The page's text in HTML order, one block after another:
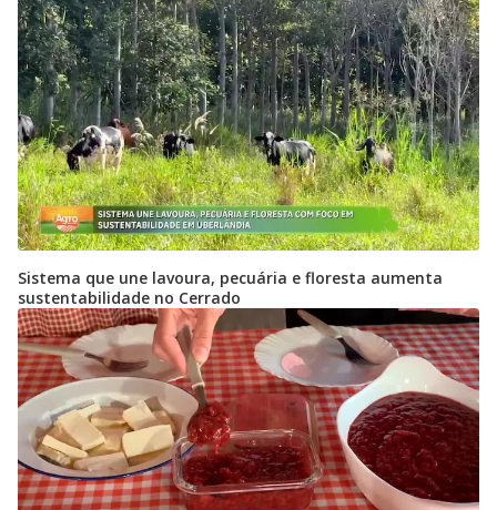
Sistema que une lavoura, pecuária e floresta aumenta
sustentabilidade no Cerrado